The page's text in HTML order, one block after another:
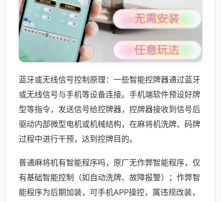
蓝牙或无线信号控制原理：一些智能控牌器通过蓝牙
或无线信号与手机等设备连接。手机端软件预设好牌
型等指令，发送信号给控牌器，控牌器接收到信号后
驱动内部微型电机或机械结构，在麻将机洗牌、码牌
过程中进行干预，达到控牌目的。
普通麻将机有智能程序吗，原厂无作弊智能程序，仅
有基础智能控制（如自动洗牌、故障报警）；作弊智
能程序为后期加装，可手机APP操控，属违规改装，